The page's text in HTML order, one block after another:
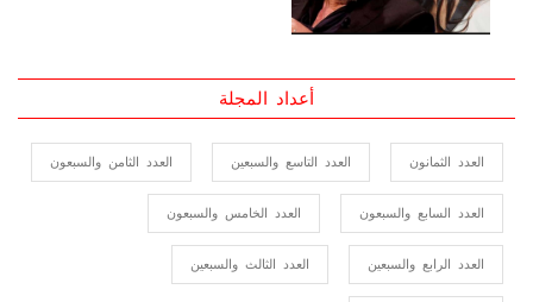
أعداد المجلة
العدد الثمانون العدد التاسع والسبعين العدد الثامن والسبعون
العدد السابع والسبعون العدد الخامس والسبعون
العدد الرابع والسبعين العدد الثالث والسبعين